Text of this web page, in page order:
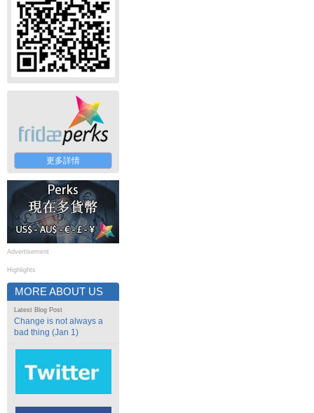
更多詳情
Advertisement
Highlights
MORE ABOUT US
Latest Blog Post
Change is not always a
bad thing (Jan 1)